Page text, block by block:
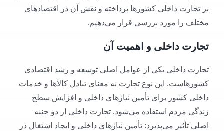
بر تجارت داخلی کشورها پرداخته و نقش آن در اقتصادهای
مختلف را مورد بررسی قرار می‌دهیم.
تجارت داخلی و اهمیت آن
تجارت داخلی یکی از عوامل اصلی توسعه و رشد اقتصادی
کشورهاست. این نوع تجارت به معنای تبادل کالاها و خدمات
داخلی کشور برای تأمین نیازهای داخلی و افزایش سطح
زندگی مردم استفاده می‌شود. تجارت داخلی از دو جنبه
اصلی تأثیر می‌پذیرد: تأمین نیازهای داخلی و ایجاد اشتغال در